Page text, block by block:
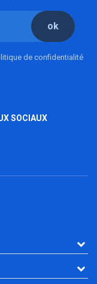
ok
de confidentialité
SOCIAUX